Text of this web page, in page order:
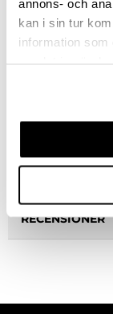
annons- och
kan i sin tur
information som
Snabba
RECENSIONER